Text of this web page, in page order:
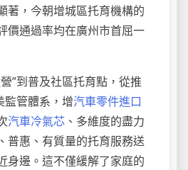
著，今朝增城區托育機構的
價通過率均在廣州市首屈一
”到普及社區托育點，從推
監管體系，增汽車零件進口
汽車冷氣芯 、多維度的盡力
普惠、有質量的托育服務送
身邊。這不僅緩解了家庭的